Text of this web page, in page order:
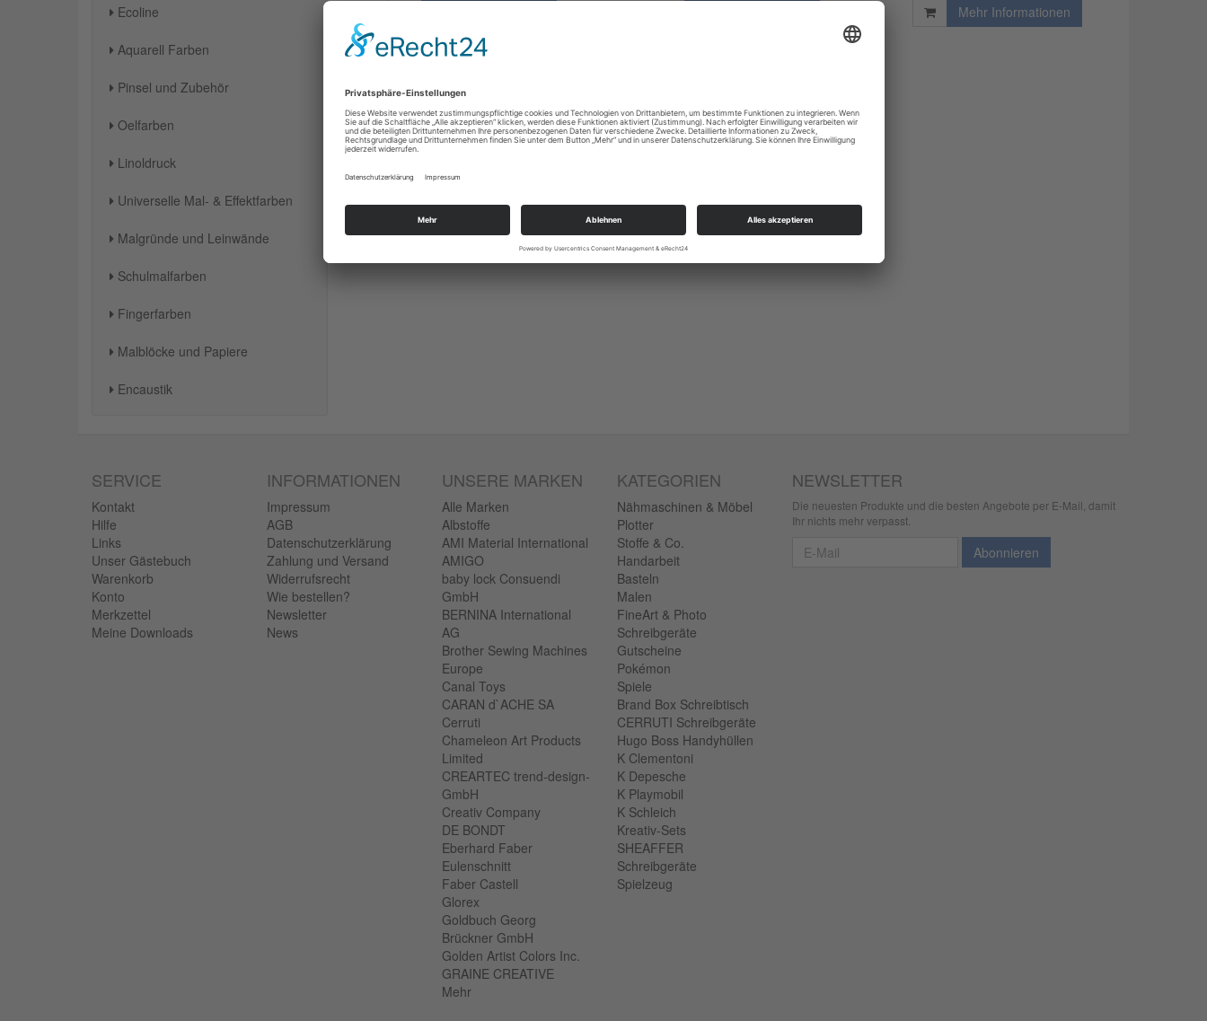
Ecoline
Aquarell Farben
Pinsel und Zubehör
Oelfarben
Linoldruck
Universelle Mal- & Effektfarben
Malgründe und Leinwände
Schulmalfarben
Fingerfarben
Malblöcke und Papiere
Encaustik
Mehr Informationen
SERVICE
Kontakt
Hilfe
Links
Unser Gästebuch
Warenkorb
Konto
Merkzettel
Meine Downloads
INFORMATIONEN
Impressum
AGB
Datenschutzerklärung
Zahlung und Versand
Widerrufsrecht
Wie bestellen?
Newsletter
News
UNSERE MARKEN
Alle Marken
Albstoffe
AMI Material International
AMIGO
baby lock Consuendi
GmbH
BERNINA International
AG
Brother Sewing Machines
Europe
Canal Toys
CARAN d`ACHE SA
Cerruti
Chameleon Art Products
Limited
CREARTEC trend-design-
GmbH
Creativ Company
DE BONDT
Eberhard Faber
Eulenschnitt
Faber Castell
Glorex
Goldbuch Georg
Brückner GmbH
Golden Artist Colors Inc.
GRAINE CREATIVE
Mehr
KATEGORIEN
Nähmaschinen & Möbel
Plotter
Stoffe & Co.
Handarbeit
Basteln
Malen
FineArt & Photo
Schreibgeräte
Gutscheine
Pokémon
Spiele
Brand Box Schreibtisch
CERRUTI Schreibgeräte
Hugo Boss Handyhüllen
K Clementoni
K Depesche
K Playmobil
K Schleich
Kreativ-Sets
SHEAFFER
Schreibgeräte
Spielzeug
NEWSLETTER
Die neuesten Produkte und die besten Angebote per E-Mail, damit
Ihr nichts mehr verpasst.
Newsletter Abonnieren